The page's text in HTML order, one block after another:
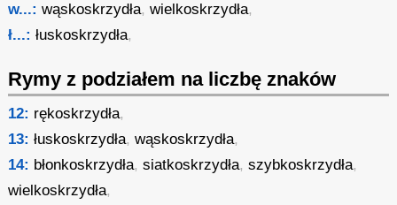
w...: wąskoskrzydła,wielkoskrzydła,
ł...: łuskoskrzydła,
Rymy z podziałem na liczbę znaków
12: rękoskrzydła,
13: łuskoskrzydła,wąskoskrzydła,
14: błonkoskrzydła,siatkoskrzydła,szybkoskrzydła,
wielkoskrzydła,